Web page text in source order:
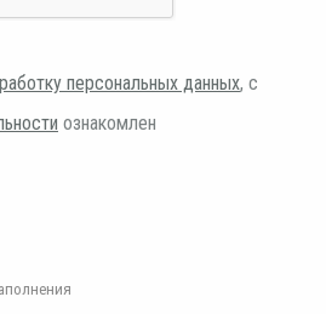
персональных данных, с
ознакомлен